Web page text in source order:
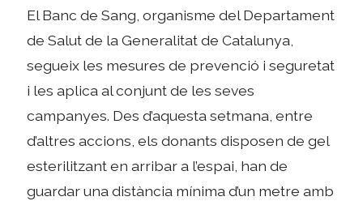
El Banc de Sang, organisme del Departament
de Salut de la Generalitat de Catalunya,
segueix les mesures de prevenció i seguretat
i les aplica al conjunt de les seves
campanyes. Des d’aquesta setmana, entre
d’altres accions, els donants disposen de gel
esterilitzant en arribar a l’espai, han de
guardar una distància mínima d’un metre amb